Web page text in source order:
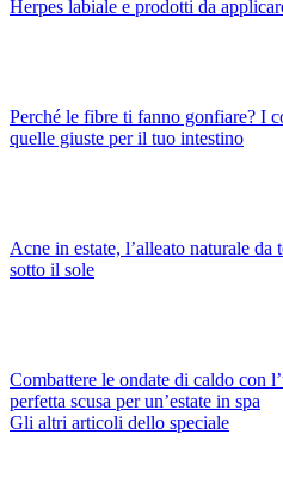
Herpes labiale e prodotti da
Perché le fibre ti fanno gonfiare? I
quelle giuste per il tuo intestino
Acne in estate, l’alleato naturale
sotto il sole
Combattere le ondate di caldo con
perfetta scusa per un’estate in spa
Gli altri articoli dello speciale